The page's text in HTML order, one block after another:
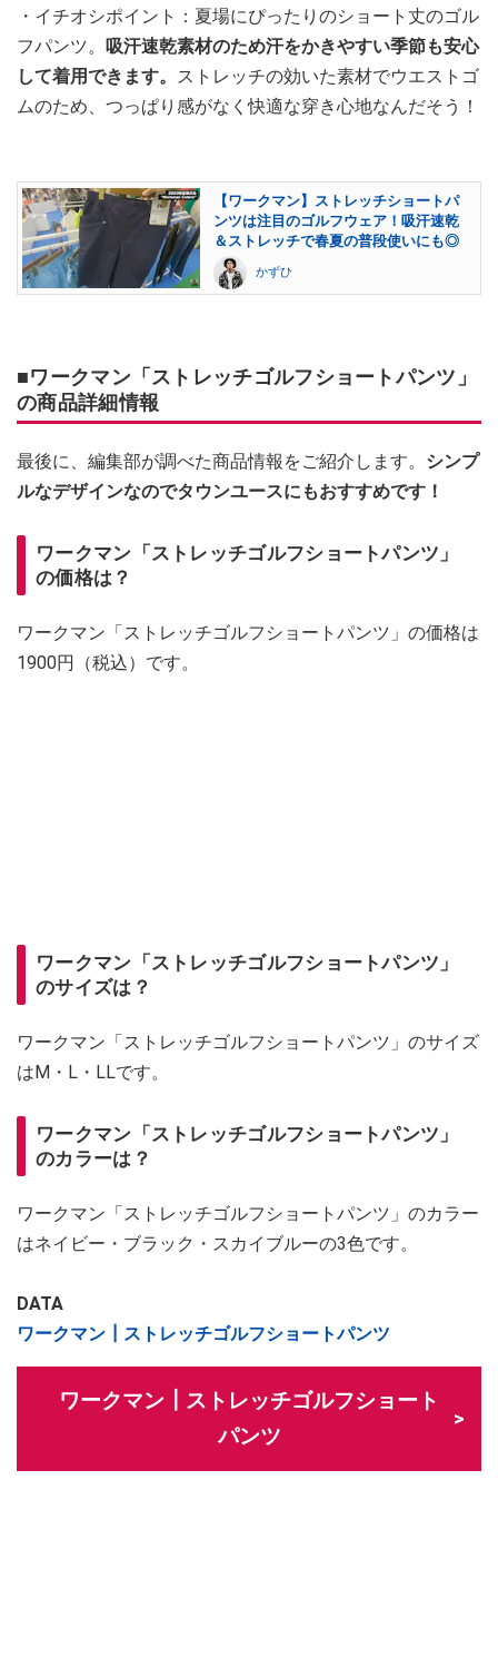
・イチオシポイント：夏場にぴったりのショート丈のゴル
フパンツ。 吸汗速乾素材のため汗をかきやすい季節も安心
して着用できます。 ストレッチの効いた素材でウエストゴ
ムのため、つっぱり感がなく快適な穿き心地なんだそう！
【ワークマン】ストレッチショートパ
ンツは注目のゴルフウェア！吸汗速乾
＆ストレッチで春夏の普段使いにも◎
かずひ
■ワークマン「ストレッチゴルフショートパンツ」
の商品詳細情報
最後に、編集部が調べた商品情報をご紹介します。 シンプ
ルなデザインなのでタウンユースにもおすすめです！
ワークマン「ストレッチゴルフショートパンツ」
の価格は？
ワークマン「ストレッチゴルフショートパンツ」の価格は
1900円（税込）です。
ワークマン「ストレッチゴルフショートパンツ」
のサイズは？
ワークマン「ストレッチゴルフショートパンツ」のサイズ
はM・L・LLです。
ワークマン「ストレッチゴルフショートパンツ」
のカラーは？
ワークマン「ストレッチゴルフショートパンツ」のカラー
はネイビー・ブラック・スカイブルーの3色です。
DATA
ワークマン┃ストレッチゴルフショートパンツ
ワークマン┃ストレッチゴルフショート
パンツ